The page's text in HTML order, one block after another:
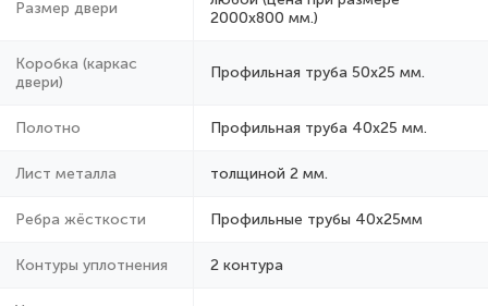
Размер двери
2000x800 мм.)
Коробка (каркас
двери)
Профильная труба 50х25 мм.
Полотно Профильная труба 40х25 мм.
Лист металла толщиной 2 мм.
Ребра жёсткости Профильные трубы 40х25мм
Контуры уплотнения 2 контура